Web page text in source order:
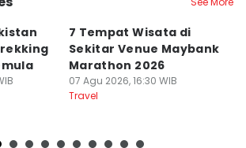
7 Tempat Wisata di
Sekitar Venue Maybank
Marathon 2026
07 Agu 2026, 16:30 WIB
Travel